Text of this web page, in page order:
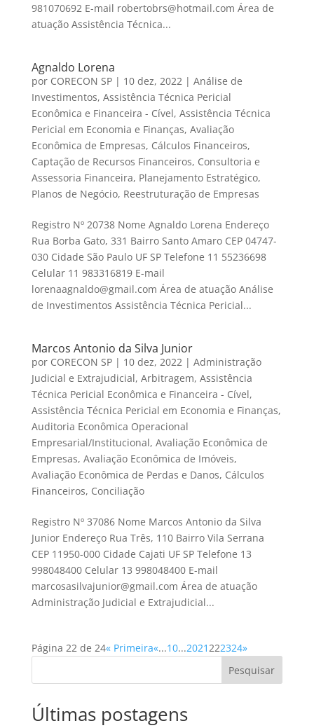
981070692 E-mail robertobrs@hotmail.com Área de
atuação Assistência Técnica...
Agnaldo Lorena
por CORECON SP| 10 dez, 2022| Análise de
Investimentos, Assistência Técnica Pericial
Econômica e Financeira - Cível, Assistência Técnica
Pericial em Economia e Finanças, Avaliação
Econômica de Empresas, Cálculos Financeiros,
Captação de Recursos Financeiros, Consultoria e
Assessoria Financeira, Planejamento Estratégico,
Planos de Negócio, Reestruturação de Empresas
Registro Nº 20738 Nome Agnaldo Lorena Endereço
Rua Borba Gato, 331 Bairro Santo Amaro CEP 04747-
030 Cidade São Paulo UF SP Telefone 11 55236698
Celular 11 983316819 E-mail
lorenaagnaldo@gmail.com Área de atuação Análise
de Investimentos Assistência Técnica Pericial...
Marcos Antonio da Silva Junior
por CORECON SP| 10 dez, 2022| Administração
Judicial e Extrajudicial, Arbitragem, Assistência
Técnica Pericial Econômica e Financeira - Cível,
Assistência Técnica Pericial em Economia e Finanças,
Auditoria Econômica Operacional
Empresarial/Institucional, Avaliação Econômica de
Empresas, Avaliação Econômica de Imóveis,
Avaliação Econômica de Perdas e Danos, Cálculos
Financeiros, Conciliação
Registro Nº 37086 Nome Marcos Antonio da Silva
Junior Endereço Rua Três, 110 Bairro Vila Serrana
CEP 11950-000 Cidade Cajati UF SP Telefone 13
998048400 Celular 13 998048400 E-mail
marcosasilvajunior@gmail.com Área de atuação
Administração Judicial e Extrajudicial...
Página 22 de 24« Primeira«...10...2021222324»
Pesquisar
Últimas postagens